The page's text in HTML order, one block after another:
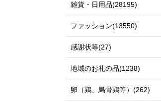
雑貨・日用品(28195)
ファッション(13550)
感謝状等(27)
地域のお礼の品(1238)
卵（鶏、烏骨鶏等）(262)